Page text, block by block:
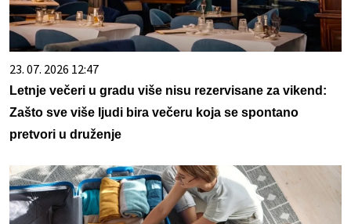
23. 07. 2026 12:47
Letnje večeri u gradu više nisu rezervisane za vikend:
Zašto sve više ljudi bira večeru koja se spontano
pretvori u druženje